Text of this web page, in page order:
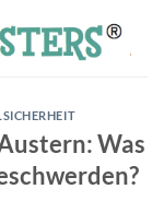
Was